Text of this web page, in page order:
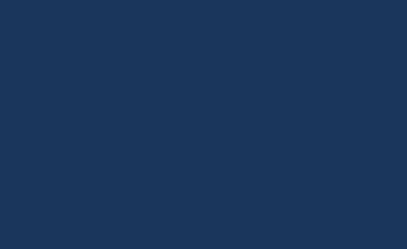
Podczas Kolokwium IM PAN w dniu 27 maja 2026 r.
matematyki. Tegorocznym laureatem Nagrody został
Jury przyznało Nagrodę za wybitne osiągnięcia w
Uroczystość była połączona z wykładem Laureata.